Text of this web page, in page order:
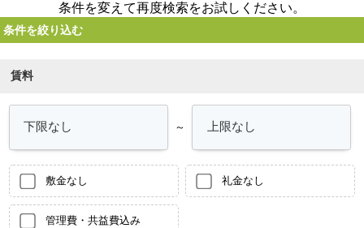
条件を変えて再度検索をお試しください。
条件を絞り込む
賃料
～
敷金なし 礼金なし
管理費・共益費込み